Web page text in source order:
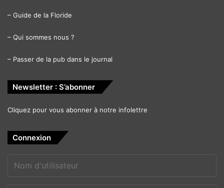
– Guide de la Floride
– Qui sommes nous ?
– Passer de la pub dans le journal
Newsletter : S’abonner
Cliquez pour vous abonner à notre infolettre
Connexion